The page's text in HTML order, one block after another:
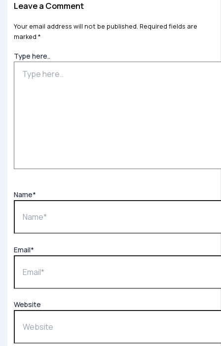
Leave a Comment
Your email address will not be published. Required fields are
marked *
Type here..
Name*
Email*
Website